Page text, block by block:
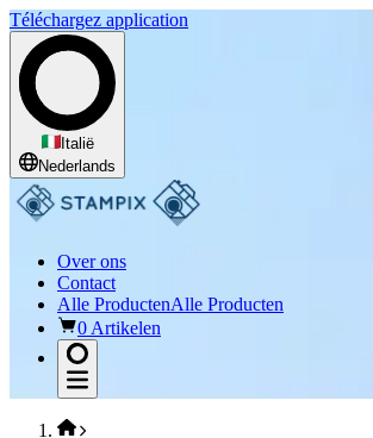
Téléchargez application
Italië
Nederlands
Over ons
Contact
Alle ProductenAlle Producten
0 Artikelen